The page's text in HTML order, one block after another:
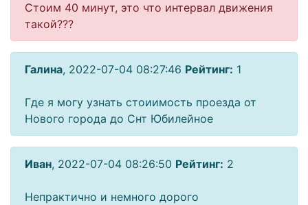
Стоим 40 минут, это что интервал движения
такой???
Галина, 2022-07-04 08:27:46 Рейтинг: 1
Где я могу узнать стоиимость проезда от
Нового города до Снт Юбилейное
Иван, 2022-07-04 08:26:50 Рейтинг: 2
Непрактично и немного дорого